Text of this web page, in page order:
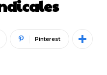
Pinterest